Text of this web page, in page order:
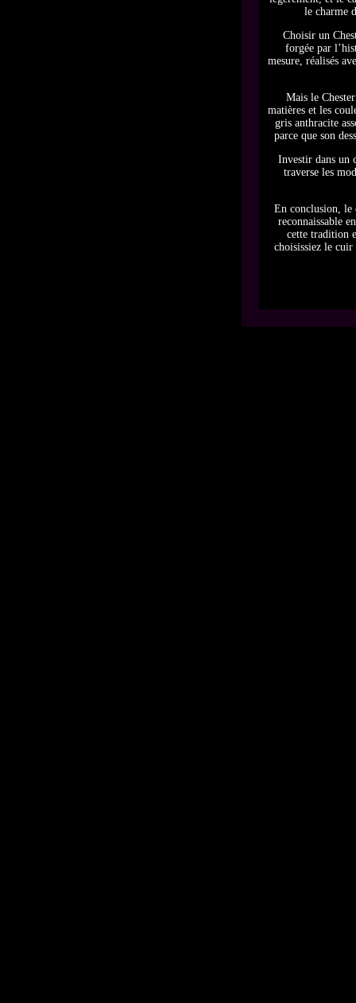
le charme
Choisir un
forgée par
mesure, réalisés
Mais le
matières et les
gris anthracite
parce que son
Investir dans un
traverse les
En conclusion, le
reconnaissable
cette tradition
choisissiez le cuir